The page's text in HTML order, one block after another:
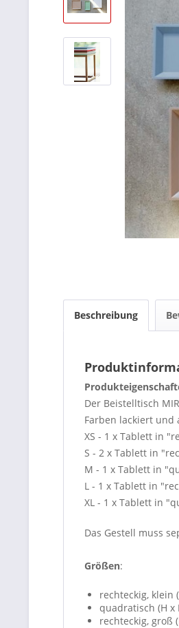
Beschreibung
Der Beistelltisch
Farben lackiert und
XS - 1 x Tablett in
S - 2 x Tablett in
M - 1 x Tablett in
L - 1 x Tablett in
XL - 1 x Tablett in
Das Gestell muss
Größen:
rechteckig, klein
quadratisch (H x
rechteckig, groß